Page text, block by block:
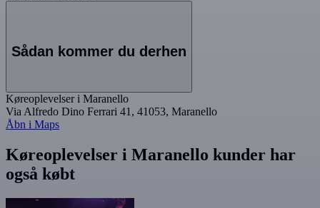
Sådan kommer du derhen
Køreoplevelser i Maranello
Via Alfredo Dino Ferrari 41, 41053, Maranello
Åbn i Maps
Køreoplevelser i Maranello kunder har
også købt